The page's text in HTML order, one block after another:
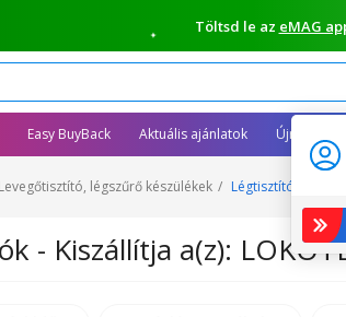
Töltsd le az eMAG
Easy BuyBack Aktuális ajánlatok
Levegőtisztító, légszűrő készülékek Légtisztítók
- Kiszállítja a(z):